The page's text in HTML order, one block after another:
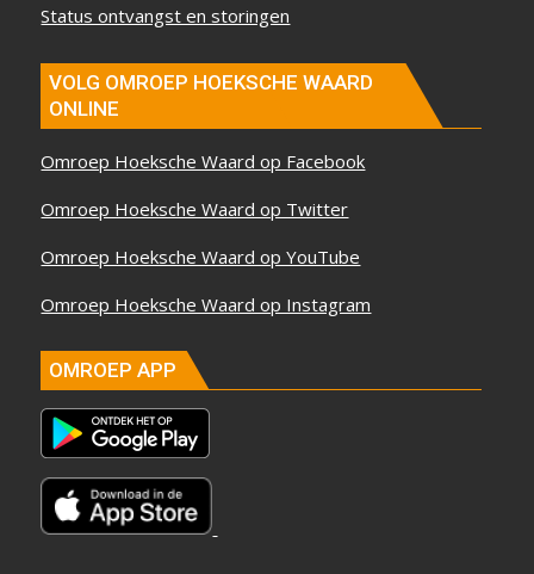
Status ontvangst en storingen
VOLG OMROEP HOEKSCHE WAARD
ONLINE
Omroep Hoeksche Waard op Facebook
Omroep Hoeksche Waard op Twitter
Omroep Hoeksche Waard op YouTube
Omroep Hoeksche Waard op Instagram
OMROEP APP